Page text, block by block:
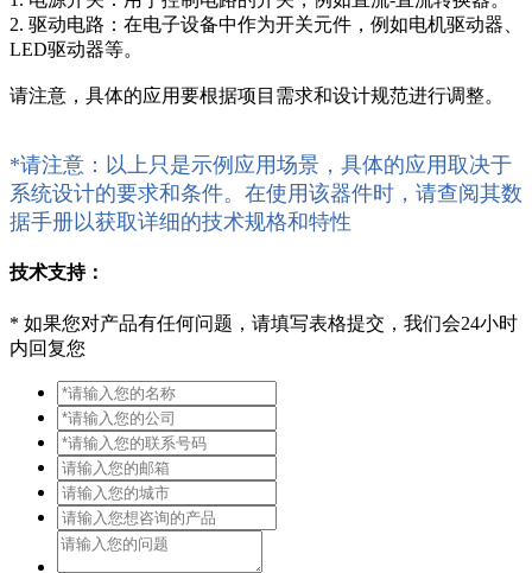
2. 驱动电路：在电子设备中作为开关元件，例如电机驱动器、
LED驱动器等。
请注意，具体的应用要根据项目需求和设计规范进行调整。
*请注意：以上只是示例应用场景，具体的应用取决于
系统设计的要求和条件。在使用该器件时，请查阅其数
据手册以获取详细的技术规格和特性
技术支持：
* 如果您对产品有任何问题，请填写表格提交，我们会24小时
内回复您